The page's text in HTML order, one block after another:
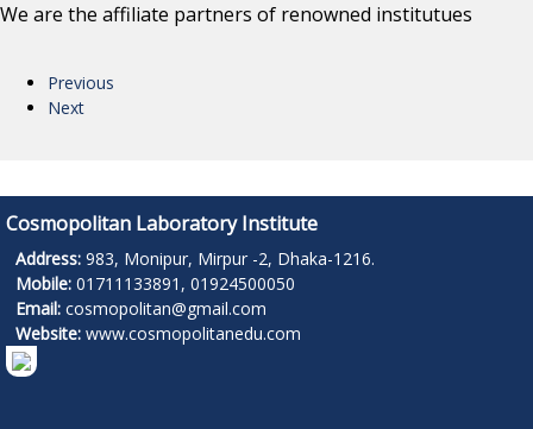
We are the affiliate partners of renowned institutues
Previous
Next
Cosmopolitan Laboratory Institute
Address: 983, Monipur, Mirpur -2, Dhaka-1216.
Mobile: 01711133891, 01924500050
Email: cosmopolitan@gmail.com
Website: www.cosmopolitanedu.com